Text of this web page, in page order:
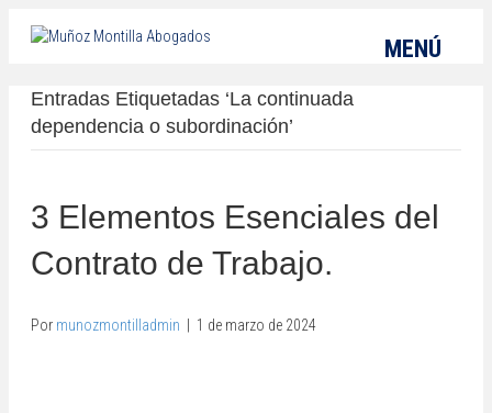
MENÚ
Entradas Etiquetadas ‘La continuada
dependencia o subordinación’
3 Elementos Esenciales del
Contrato de Trabajo.
Por munozmontilladmin 1 de marzo de 2024